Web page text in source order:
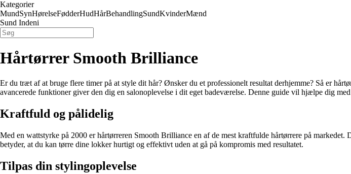
Kategorier
MundSynHørelseFødderHudHårBehandlingSundKvinderMænd
Sund Indeni
Hårtørrer Smooth Brilliance
Er du træt af at bruge flere timer på at style dit hår? Ønsker du et professionelt resultat derhjemme? Så er
avancerede funktioner giver den dig en salonoplevelse i dit eget badeværelse. Denne guide vil hjælpe dig
Kraftfuld og pålidelig
Med en wattstyrke på 2000 er hårtørreren Smooth Brilliance en af de mest kraftfulde hårtørrere på
betyder, at du kan tørre dine lokker hurtigt og effektivt uden at gå på kompromis med resultatet.
Tilpas din stylingoplevelse